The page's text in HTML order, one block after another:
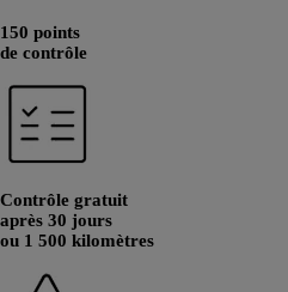
150 points
de contrôle
Contrôle gratuit
après 30 jours
ou 1 500 kilomètres